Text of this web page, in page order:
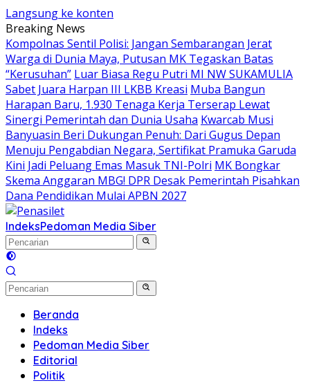
Langsung ke konten
Breaking News
Kompolnas Sentil Polisi: Jangan Sembarangan Jerat
Warga di Dunia Maya, Putusan MK Tegaskan Batas
“Kerusuhan” Luar Biasa Regu Putri MI NW SUKAMULIA
Sabet Juara Harpan III LKBB Kreasi Muba Bangun
Harapan Baru, 1.930 Tenaga Kerja Terserap Lewat
Sinergi Pemerintah dan Dunia Usaha Kwarcab Musi
Banyuasin Beri Dukungan Penuh: Dari Gugus Depan
Menuju Pengabdian Negara, Sertifikat Pramuka Garuda
Kini Jadi Peluang Emas Masuk TNI-Polri MK Bongkar
Skema Anggaran MBG! DPR Desak Pemerintah Pisahkan
Dana Pendidikan Mulai APBN 2027
IndeksPedoman Media Siber
Beranda
Indeks
Pedoman Media Siber
Editorial
Politik